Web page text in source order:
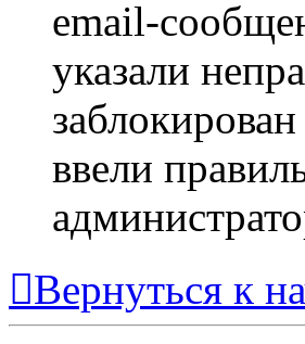
email-
указали
ввели
Вернуться к